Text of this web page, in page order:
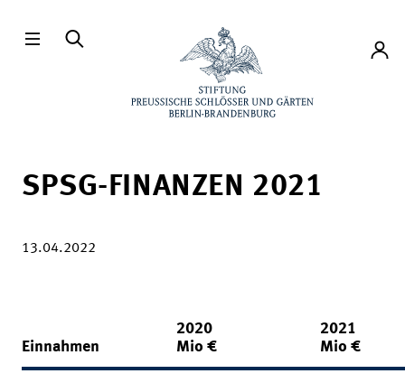
Konto
SPSG-FINANZEN 2021
13.04.2022
Einnahmen
2020
Mio €
2021
Mio €